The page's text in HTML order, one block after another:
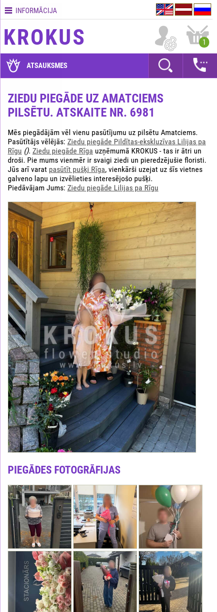
Kontakti
Piegādes
GARANTIJAS
apmaksāt?
Kā
pasūtījumu?
INFORMĀCIJA
KROKUS 1
ATSAUKSMES
ZIEDU PIEGĀDE UZ AMATCIEMS
PILSĒTU. ATSKAITE NR. 6981
Mēs piegādājām vēl vienu pasūtījumu uz pilsētu Amatciems.
Pasūtītājs vēlējās: Ziedu piegāde Pildītas-ekskluzīvas Lilijas pa
Rīgu (). Ziedu piegāde Rīga uzņēmumā KROKUS - tas ir ātri un
droši. Pie mums vienmēr ir svaigi ziedi un pieredzējušie floristi.
Jūs arī varat pasūtīt pušķi Rīga, vienkārši uzejat uz šīs vietnes
galveno lapu un izvēlieties interesējošo pušķi.
Piedāvājam Jums: Ziedu piegāde Lilijas pa Rīgu
PIEGĀDES FOTOGRĀFIJAS